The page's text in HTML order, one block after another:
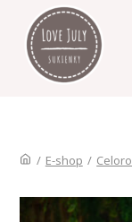
/ E-shop /